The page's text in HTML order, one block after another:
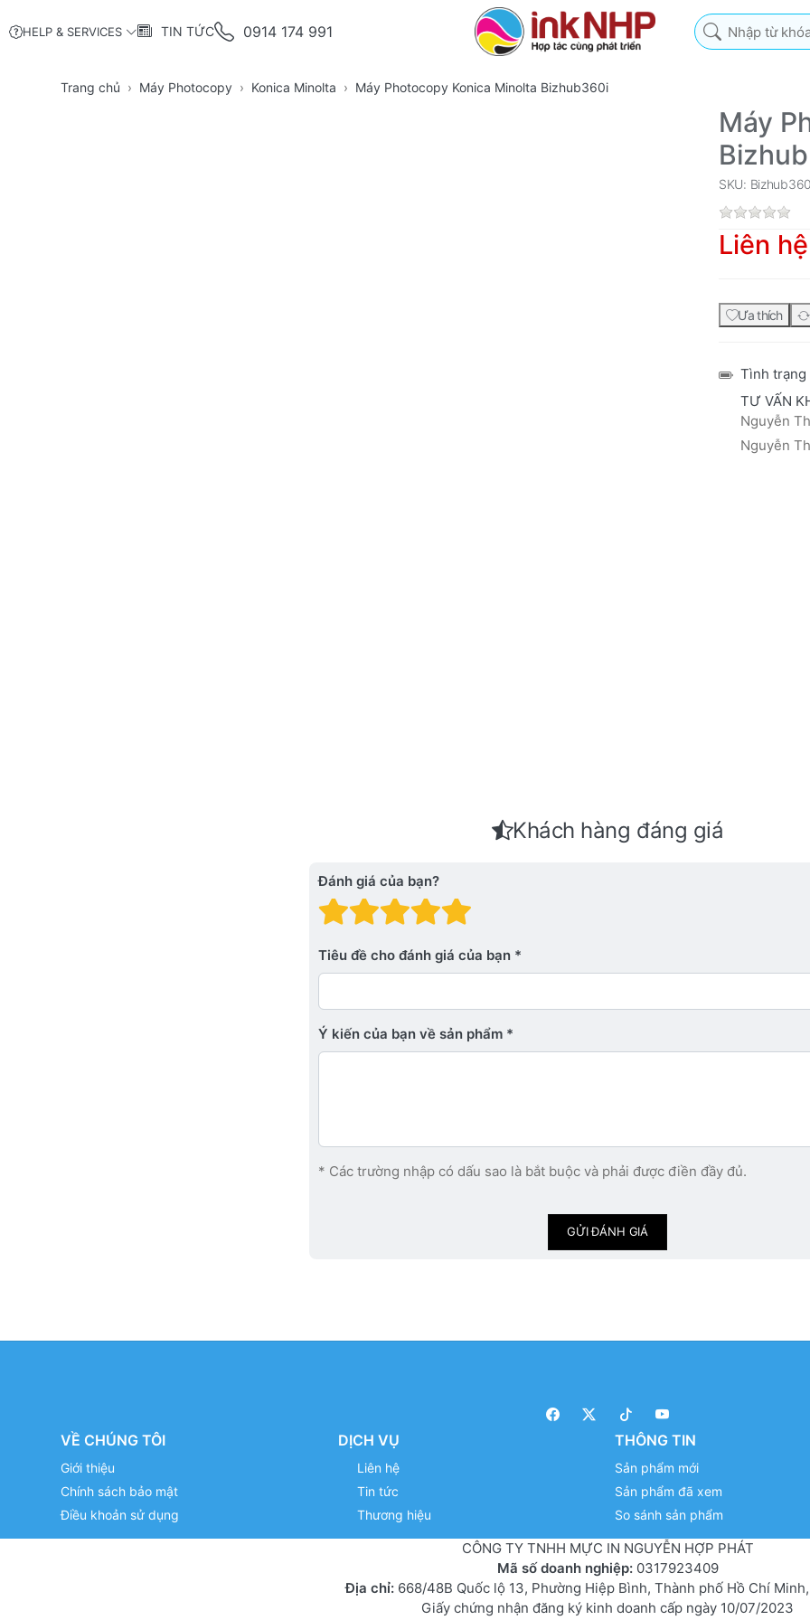
HELP & SERVICES TIN TỨC 0914 174 991
Nhập từ khóa tìm
Trang chủ Máy Photocopy Konica Minolta Máy Photocopy Konica Minolta Bizhub360i
Máy
SKU:
Liên hệ
Ưa thích
Tình trạng
TƯ VẤN
Nguyễn
Nguyễn
Khách hàng đáng giá
Đánh giá của bạn?
Đánh giá: 4 trên 5 sao.
Đánh giá: 3 trên 5 sao.
Đánh giá: 2 trên 5 sao.
Đánh giá: 1 trên 5 sao. Xấu
Tiêu đề cho đánh giá của bạn
Ý kiến ​​của bạn về sản phẩm
* Các trường nhập có dấu sao là bắt buộc và phải được điền đầy đủ.
GỬI ĐÁNH GIÁ
VỀ CHÚNG TÔI
Giới thiệu
Chính sách bảo mật
Điều khoản sử dụng
DỊCH VỤ
Liên hệ
Tin tức
Thương hiệu
THÔNG TIN
Sản phẩm mới
Sản phẩm đã xem
So sánh sản phẩm
CÔNG TY TNHH MỰC IN NGUYỄN HỢP PHÁT
Mã số doanh nghiệp: 0317923409
Địa chỉ:668/48B Quốc lộ 13, Phường Hiệp Bình, Thành phố Hồ Chí
Giấy chứng nhận đăng ký kinh doanh cấp ngày 10/07/2023